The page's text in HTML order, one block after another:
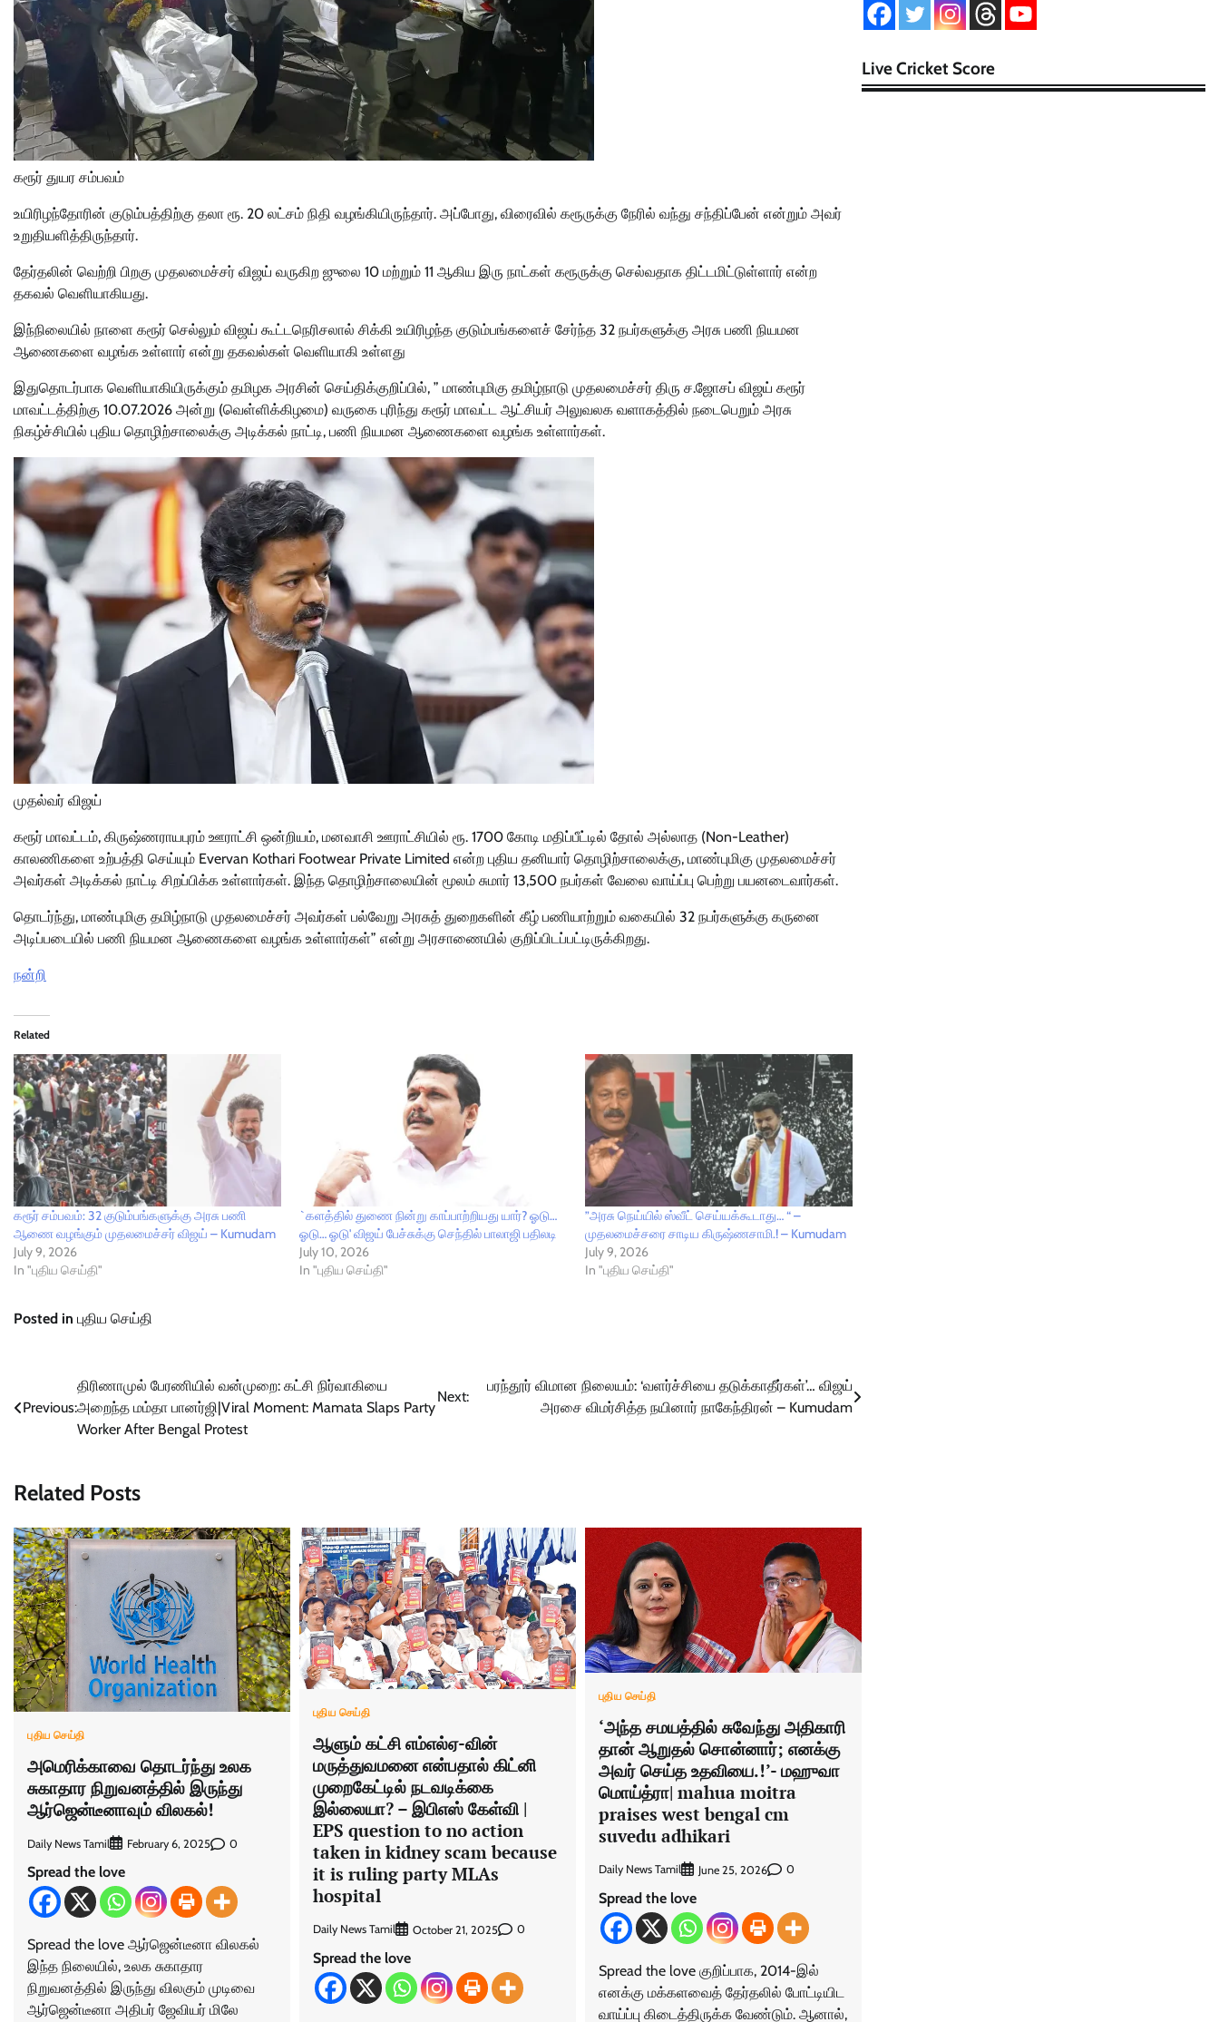
கரூர் துயர சம்பவம்
உயிரிழந்தோரின் குடும்பத்திற்கு தலா ரூ. 20 லட்சம் நிதி வழங்கியிருந்தார். அப்போது, விரைவில் கரூருக்கு நேரில் வந்து சந்திப்பேன் என்றும் அவர்
உறுதியளித்திருந்தார்.
தேர்தலின் வெற்றி பிறகு முதலமைச்சர் விஜய் வருகிற ஜுலை 10 மற்றும் 11 ஆகிய இரு நாட்கள் கரூருக்கு செல்வதாக திட்டமிட்டுள்ளார் என்ற
தகவல் வெளியாகியது.
இந்நிலையில் நாளை கரூர் செல்லும் விஜய் கூட்டநெரிசலால் சிக்கி உயிரிழந்த குடும்பங்களைச் சேர்ந்த 32 நபர்களுக்கு அரசு பணி நியமன
ஆணைகளை வழங்க உள்ளார் என்று தகவல்கள் வெளியாகி உள்ளது
இதுதொடர்பாக வெளியாகியிருக்கும் தமிழக அரசின் செய்திக்குறிப்பில், ” மாண்புமிகு தமிழ்நாடு முதலமைச்சர் திரு ச.ஜோசப் விஜய் கரூர்
மாவட்டத்திற்கு 10.07.2026 அன்று (வெள்ளிக்கிழமை) வருகை புரிந்து கரூர் மாவட்ட ஆட்சியர் அலுவலக வளாகத்தில் நடைபெறும் அரசு
நிகழ்ச்சியில் புதிய தொழிற்சாலைக்கு அடிக்கல் நாட்டி, பணி நியமன ஆணைகளை வழங்க உள்ளார்கள்.
முதல்வர் விஜய்
கரூர் மாவட்டம், கிருஷ்ணராயபுரம் ஊராட்சி ஒன்றியம், மனவாசி ஊராட்சியில் ரூ. 1700 கோடி மதிப்பீட்டில் தோல் அல்லாத (Non-Leather)
காலணிகளை உற்பத்தி செய்யும் Evervan Kothari Footwear Private Limited என்ற புதிய தனியார் தொழிற்சாலைக்கு, மாண்புமிகு முதலமைச்சர்
அவர்கள் அடிக்கல் நாட்டி சிறப்பிக்க உள்ளார்கள். இந்த தொழிற்சாலையின் மூலம் சுமார் 13,500 நபர்கள் வேலை வாய்ப்பு பெற்று பயனடைவார்கள்.
தொடர்ந்து, மாண்புமிகு தமிழ்நாடு முதலமைச்சர் அவர்கள் பல்வேறு அரசுத் துறைகளின் கீழ் பணியாற்றும் வகையில் 32 நபர்களுக்கு கருனை
அடிப்படையில் பணி நியமன ஆணைகளை வழங்க உள்ளார்கள்” என்று அரசாணையில் குறிப்பிடப்பட்டிருக்கிறது.
நன்றி
Related
கரூர் சம்பவம்: 32 குடும்பங்களுக்கு அரசு பணி
ஆணை வழங்கும் முதலமைச்சர் விஜய் – Kumudam
July 9, 2026
In "புதிய செய்தி"
`களத்தில் துணை நின்று காப்பாற்றியது யார்? ஓடு…
ஓடு… ஓடு' விஜய் பேச்சுக்கு செந்தில் பாலாஜி பதிலடி
July 10, 2026
In "புதிய செய்தி"
”அரசு நெய்யில் ஸ்வீட் செய்யக்கூடாது… “ –
முதலமைச்சரை சாடிய கிருஷ்ணசாமி.! – Kumudam
July 9, 2026
In "புதிய செய்தி"
Posted in புதிய செய்தி
navigation
Previous:
திரிணாமுல் பேரணியில் வன்முறை: கட்சி நிர்வாகியை
அறைந்த மம்தா பானர்ஜி|Viral Moment: Mamata Slaps Party
Worker After Bengal Protest
Next:
பரந்தூர் விமான நிலையம்: ‘வளர்ச்சியை தடுக்காதீர்கள்’… விஜய்
அரசை விமர்சித்த நயினார் நாகேந்திரன் – Kumudam
Related Posts
புதிய செய்தி
அமெரிக்காவை தொடர்ந்து உலக
சுகாதார நிறுவனத்தில் இருந்து
ஆர்ஜென்டீனாவும் விலகல்!
Daily News Tamil February 6, 2025 0
Spread the love
Spread the love ஆர்ஜென்டீனா விலகல்
இந்த நிலையில், உலக சுகாதார
நிறுவனத்தில் இருந்து விலகும் முடிவை
ஆர்ஜென்டீனா அதிபர் ஜேவியர் மிலே
புதிய செய்தி
ஆளும் கட்சி எம்எல்ஏ-வின்
மருத்துவமனை என்பதால் கிட்னி
முறைகேட்டில் நடவடிக்கை
இல்லையா? – இபிஎஸ் கேள்வி |
EPS question to no action
taken in kidney scam because
it is ruling party MLAs
hospital
Daily News Tamil October 21, 2025 0
Spread the love
புதிய செய்தி
‘அந்த சமயத்தில் சுவேந்து அதிகாரி
தான் ஆறுதல் சொன்னார்; எனக்கு
அவர் செய்த உதவியை.!’- மஹுவா
மொய்த்ரா| mahua moitra
praises west bengal cm
suvedu adhikari
Daily News Tamil June 25, 2026 0
Spread the love
Spread the love குறிப்பாக, 2014-இல்
எனக்கு மக்களவைத் தேர்தலில் போட்டியிட
வாய்ப்பு கிடைத்திருக்க வேண்டும். ஆனால்,
Live Cricket Score